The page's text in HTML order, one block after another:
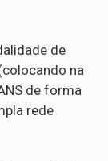
de
na
de forma
rede